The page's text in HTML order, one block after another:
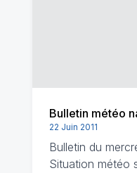
Bulletin météo
22 Juin 2011
Bulletin du
Situation météo